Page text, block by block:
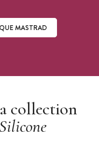
MASTRAD
collection